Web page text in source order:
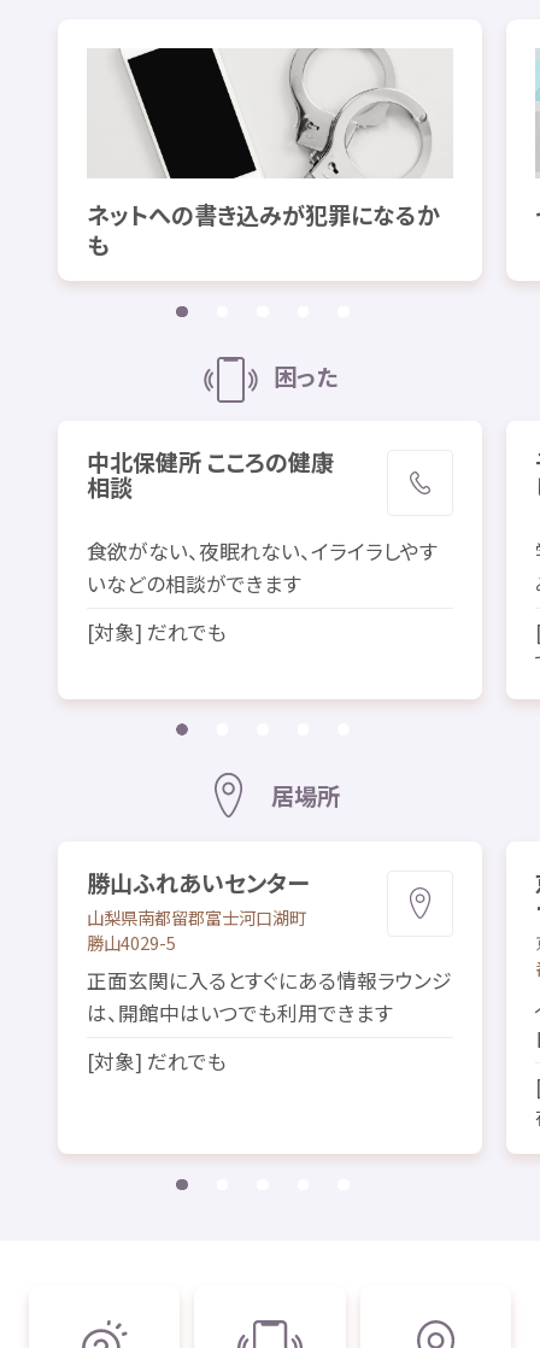
ネットへの書き込みが犯罪になるか
も
困った
中北保健所こころの健康
相談
食欲がない、夜眠れない、イライラしやす
いなどの相談ができます
[対象] だれでも
居場所
勝山ふれあいセンター
山梨県南都留郡富士河口湖町
勝山4029-5
正面玄関に入るとすぐにある情報ラウンジ
は、開館中はいつでも利用できます
[対象] だれでも